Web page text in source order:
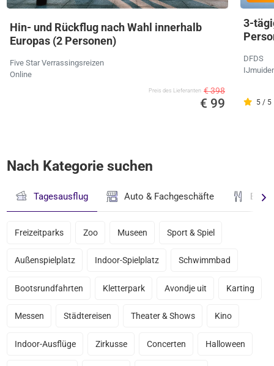
Hin- und Rückflug nach Wahl innerhalb
Europas (2 Personen)
Five Star Verrassingsreizen
Online
Preis des Lieferanten € 398
€ 99
3-
DFDS
5 / 5
Nach Kategorie suchen
Tagesausflug Auto & Fachgeschäfte
Freizeitparks Zoo Museen Sport & Spiel
Außenspielplatz Indoor-Spielplatz Schwimmbad
Bootsrundfahrten Kletterpark Avondje uit Karting
Messen Städtereisen Theater & Shows Kino
Indoor-Ausflüge Zirkusse Concerten Halloween